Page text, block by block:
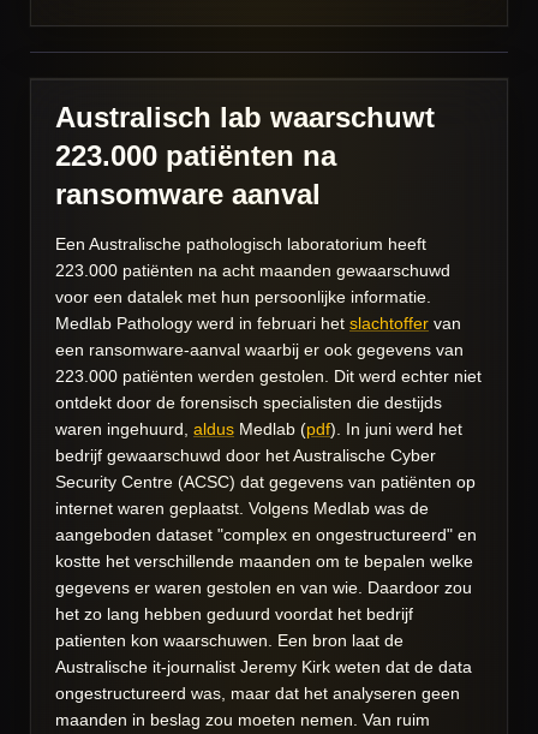
Australisch lab waarschuwt
223.000 patiënten na
ransomware aanval
Een Australische pathologisch laboratorium heeft
223.000 patiënten na acht maanden gewaarschuwd
voor een datalek met hun persoonlijke informatie.
Medlab Pathology werd in februari het slachtoffer van
een ransomware-aanval waarbij er ook gegevens van
223.000 patiënten werden gestolen. Dit werd echter niet
ontdekt door de forensisch specialisten die destijds
waren ingehuurd, aldus Medlab (pdf). In juni werd het
bedrijf gewaarschuwd door het Australische Cyber
Security Centre (ACSC) dat gegevens van patiënten op
internet waren geplaatst. Volgens Medlab was de
aangeboden dataset "complex en ongestructureerd" en
kostte het verschillende maanden om te bepalen welke
gegevens er waren gestolen en van wie. Daardoor zou
het zo lang hebben geduurd voordat het bedrijf
patienten kon waarschuwen. Een bron laat de
Australische it-journalist Jeremy Kirk weten dat de data
ongestructureerd was, maar dat het analyseren geen
maanden in beslag zou moeten nemen. Van ruim